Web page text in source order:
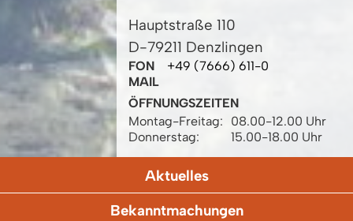
Hauptstraße 110
D-79211 Denzlingen
FON
+49 (7666) 611-0
MAIL
ÖFFNUNGSZEITEN
Montag-Freitag:
08.00-12.00 Uhr
Donnerstag:
15.00-18.00 Uhr
Aktuelles
Bekanntmachungen